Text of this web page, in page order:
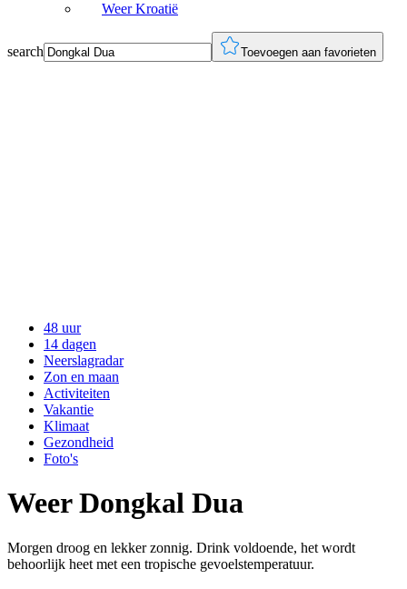
Weer Kroatië
search Toevoegen aan favorieten
48 uur
14 dagen
Neerslagradar
Zon en maan
Activiteiten
Vakantie
Klimaat
Gezondheid
Foto's
Weer Dongkal Dua
Morgen droog en lekker zonnig. Drink voldoende, het wordt
behoorlijk heet met een tropische gevoelstemperatuur.